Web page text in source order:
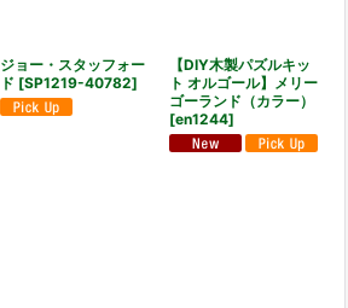
ジョー・スタッフォー
ド [SP1219-40782]
【DIY木製パズルキッ
ト オルゴール】メリー
ゴーランド（カラー）
[en1244]